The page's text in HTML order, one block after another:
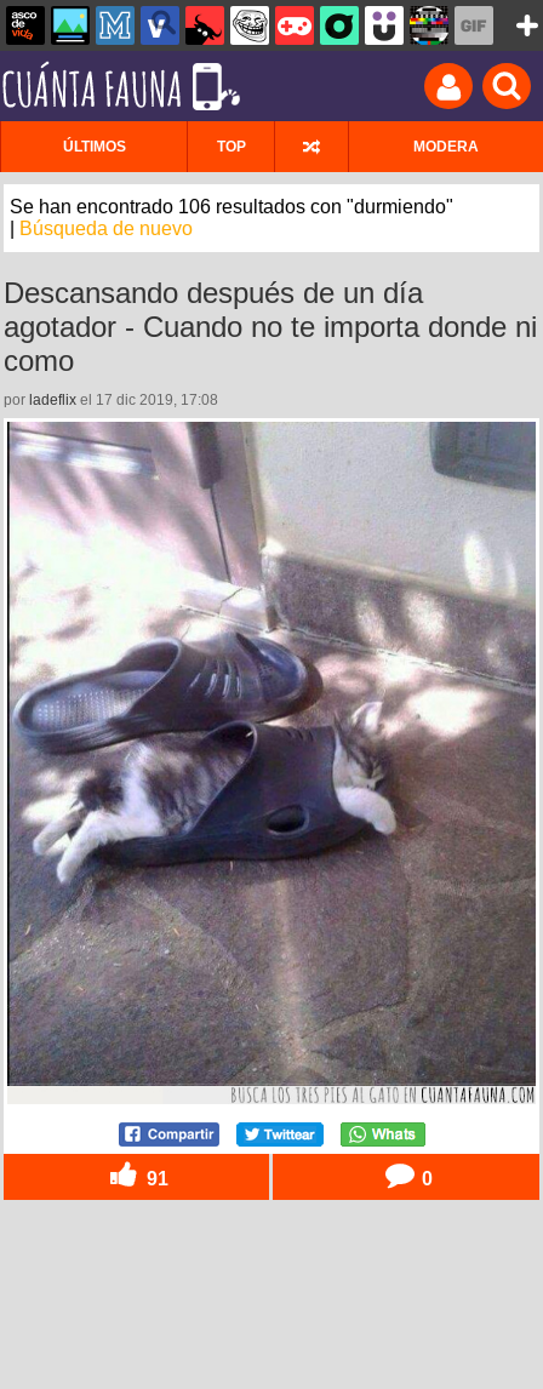
ÚLTIMOS TOP MODERA
Se han encontrado 106 resultados con "durmiendo"
Búsqueda de nuevo
Descansando después de un día
agotador - Cuando no te importa donde ni
como
por ladeflix el 17 dic 2019, 17:08
91 0